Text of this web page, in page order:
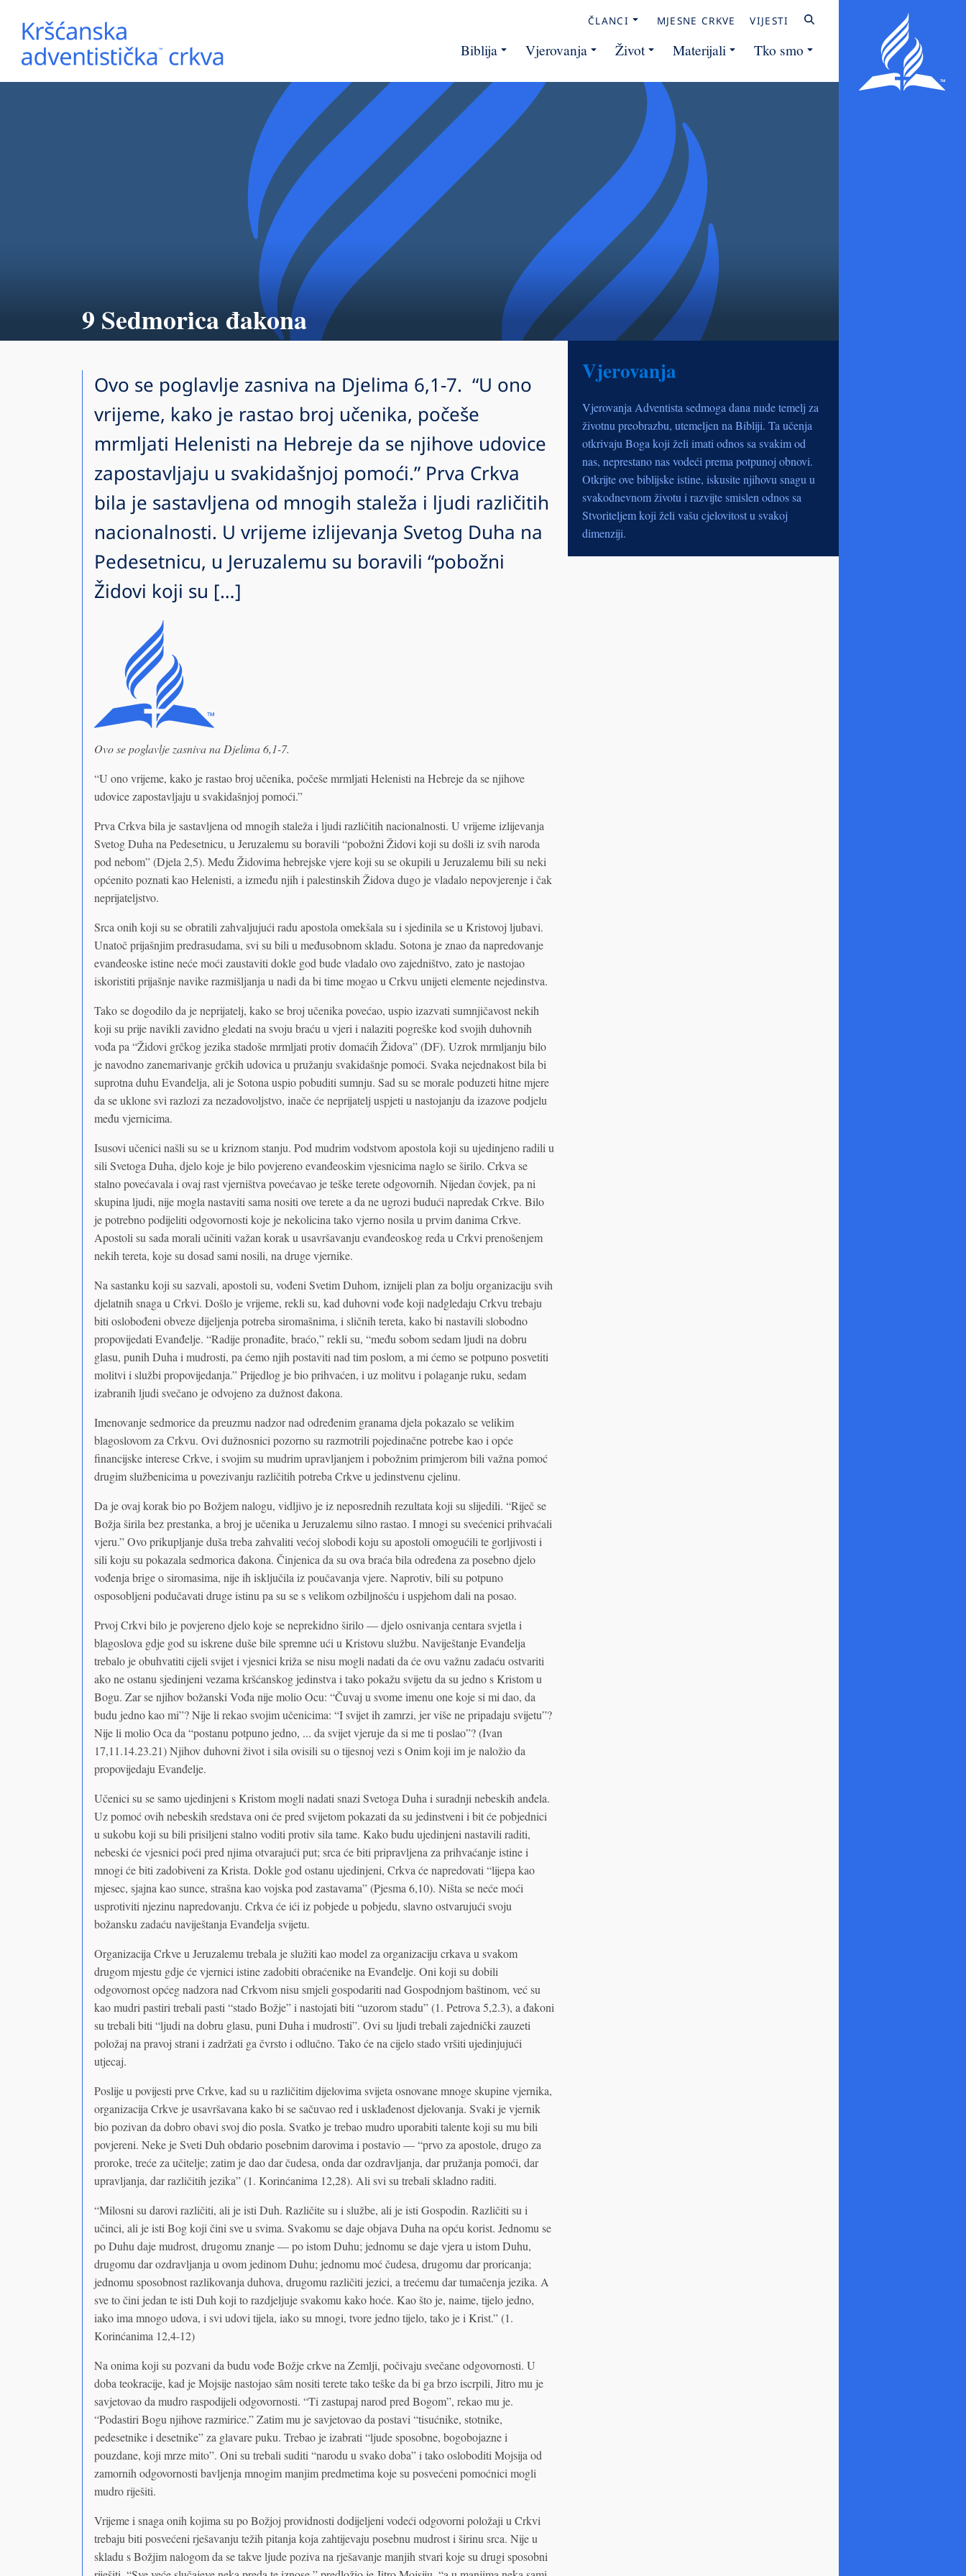
ČLANCI MJESNE CRKVE VIJESTI
Biblija Vjerovanja Život Materijali Tko smo
9 Sedmorica đakona
Ovo se poglavlje zasniva na Djelima 6,1-7. “U ono
vrijeme, kako je rastao broj učenika, počeše
mrmljati Helenisti na Hebreje da se njihove udovice
zapostavljaju u svakidašnjoj pomoći.” Prva Crkva
bila je sastavljena od mnogih staleža i ljudi različitih
nacionalnosti. U vrijeme izlijevanja Svetog Duha na
Pedesetnicu, u Jeruzalemu su boravili “pobožni
Židovi koji su […]
Ovo se poglavlje zasniva na Djelima 6,1-7.
“U ono vrijeme, kako je rastao broj učenika, počeše mrmljati Helenisti na Hebreje da se njihove
udovice zapostavljaju u svakidašnjoj pomoći.”
Prva Crkva bila je sastavljena od mnogih staleža i ljudi različitih nacionalnosti. U vrijeme izlijevanja
Svetog Duha na Pedesetnicu, u Jeruzalemu su boravili “pobožni Židovi koji su došli iz svih naroda
pod nebom” (Djela 2,5). Među Židovima hebrejske vjere koji su se okupili u Jeruzalemu bili su neki
općenito poznati kao Helenisti, a između njih i palestinskih Židova dugo je vladalo nepovjerenje i čak
neprijateljstvo.
Srca onih koji su se obratili zahvaljujući radu apostola omekšala su i sjedinila se u Kristovoj ljubavi.
Unatoč prijašnjim predrasudama, svi su bili u međusobnom skladu. Sotona je znao da napredovanje
evanđeoske istine neće moći zaustaviti dokle god bude vladalo ovo zajedništvo, zato je nastojao
iskoristiti prijašnje navike razmišljanja u nadi da bi time mogao u Crkvu unijeti elemente nejedinstva.
Tako se dogodilo da je neprijatelj, kako se broj učenika povećao, uspio izazvati sumnjičavost nekih
koji su prije navikli zavidno gledati na svoju braću u vjeri i nalaziti pogreške kod svojih duhovnih
vođa pa “Židovi grčkog jezika stadoše mrmljati protiv domaćih Židova” (DF). Uzrok mrmljanju bilo
je navodno zanemarivanje grčkih udovica u pružanju svakidašnje pomoći. Svaka nejednakost bila bi
suprotna duhu Evanđelja, ali je Sotona uspio pobuditi sumnju. Sad su se morale poduzeti hitne mjere
da se uklone svi razlozi za nezadovoljstvo, inače će neprijatelj uspjeti u nastojanju da izazove podjelu
među vjernicima.
Isusovi učenici našli su se u kriznom stanju. Pod mudrim vodstvom apostola koji su ujedinjeno radili u
sili Svetoga Duha, djelo koje je bilo povjereno evanđeoskim vjesnicima naglo se širilo. Crkva se
stalno povećavala i ovaj rast vjerništva povećavao je teške terete odgovornih. Nijedan čovjek, pa ni
skupina ljudi, nije mogla nastaviti sama nositi ove terete a da ne ugrozi budući napredak Crkve. Bilo
je potrebno podijeliti odgovornosti koje je nekolicina tako vjerno nosila u prvim danima Crkve.
Apostoli su sada morali učiniti važan korak u usavršavanju evanđeoskog reda u Crkvi prenošenjem
nekih tereta, koje su dosad sami nosili, na druge vjernike.
Na sastanku koji su sazvali, apostoli su, vođeni Svetim Duhom, iznijeli plan za bolju organizaciju svih
djelatnih snaga u Crkvi. Došlo je vrijeme, rekli su, kad duhovni vođe koji nadgledaju Crkvu trebaju
biti oslobođeni obveze dijeljenja potreba siromašnima, i sličnih tereta, kako bi nastavili slobodno
propovijedati Evanđelje. “Radije pronađite, braćo,” rekli su, “među sobom sedam ljudi na dobru
glasu, punih Duha i mudrosti, pa ćemo njih postaviti nad tim poslom, a mi ćemo se potpuno posvetiti
molitvi i službi propovijedanja.” Prijedlog je bio prihvaćen, i uz molitvu i polaganje ruku, sedam
izabranih ljudi svečano je odvojeno za dužnost đakona.
Imenovanje sedmorice da preuzmu nadzor nad određenim granama djela pokazalo se velikim
blagoslovom za Crkvu. Ovi dužnosnici pozorno su razmotrili pojedinačne potrebe kao i opće
financijske interese Crkve, i svojim su mudrim upravljanjem i pobožnim primjerom bili važna pomoć
drugim službenicima u povezivanju različitih potreba Crkve u jedinstvenu cjelinu.
Da je ovaj korak bio po Božjem nalogu, vidljivo je iz neposrednih rezultata koji su slijedili. “Riječ se
Božja širila bez prestanka, a broj je učenika u Jeruzalemu silno rastao. I mnogi su svećenici prihvaćali
vjeru.” Ovo prikupljanje duša treba zahvaliti većoj slobodi koju su apostoli omogućili te gorljivosti i
sili koju su pokazala sedmorica đakona. Činjenica da su ova braća bila određena za posebno djelo
vođenja brige o siromasima, nije ih isključila iz poučavanja vjere. Naprotiv, bili su potpuno
osposobljeni podučavati druge istinu pa su se s velikom ozbiljnošću i uspjehom dali na posao.
Prvoj Crkvi bilo je povjereno djelo koje se neprekidno širilo — djelo osnivanja centara svjetla i
blagoslova gdje god su iskrene duše bile spremne ući u Kristovu službu. Naviještanje Evanđelja
trebalo je obuhvatiti cijeli svijet i vjesnici križa se nisu mogli nadati da će ovu važnu zadaću ostvariti
ako ne ostanu sjedinjeni vezama kršćanskog jedinstva i tako pokažu svijetu da su jedno s Kristom u
Bogu. Zar se njihov božanski Vođa nije molio Ocu: “Čuvaj u svome imenu one koje si mi dao, da
budu jedno kao mi”? Nije li rekao svojim učenicima: “I svijet ih zamrzi, jer više ne pripadaju svijetu”?
Nije li molio Oca da “postanu potpuno jedno, ... da svijet vjeruje da si me ti poslao”? (Ivan
17,11.14.23.21) Njihov duhovni život i sila ovisili su o tijesnoj vezi s Onim koji im je naložio da
propovijedaju Evanđelje.
Učenici su se samo ujedinjeni s Kristom mogli nadati snazi Svetoga Duha i suradnji nebeskih anđela.
Uz pomoć ovih nebeskih sredstava oni će pred svijetom pokazati da su jedinstveni i bit će pobjednici
u sukobu koji su bili prisiljeni stalno voditi protiv sila tame. Kako budu ujedinjeni nastavili raditi,
nebeski će vjesnici poći pred njima otvarajući put; srca će biti pripravljena za prihvaćanje istine i
mnogi će biti zadobiveni za Krista. Dokle god ostanu ujedinjeni, Crkva će napredovati “lijepa kao
mjesec, sjajna kao sunce, strašna kao vojska pod zastavama” (Pjesma 6,10). Ništa se neće moći
usprotiviti njezinu napredovanju. Crkva će ići iz pobjede u pobjedu, slavno ostvarujući svoju
božansku zadaću naviještanja Evanđelja svijetu.
Organizacija Crkve u Jeruzalemu trebala je služiti kao model za organizaciju crkava u svakom
drugom mjestu gdje će vjernici istine zadobiti obraćenike na Evanđelje. Oni koji su dobili
odgovornost općeg nadzora nad Crkvom nisu smjeli gospodariti nad Gospodnjom baštinom, već su
kao mudri pastiri trebali pasti “stado Božje” i nastojati biti “uzorom stadu” (1. Petrova 5,2.3), a đakoni
su trebali biti “ljudi na dobru glasu, puni Duha i mudrosti”. Ovi su ljudi trebali zajednički zauzeti
položaj na pravoj strani i zadržati ga čvrsto i odlučno. Tako će na cijelo stado vršiti ujedinjujući
utjecaj.
Poslije u povijesti prve Crkve, kad su u različitim dijelovima svijeta osnovane mnoge skupine vjernika,
organizacija Crkve je usavršavana kako bi se sačuvao red i usklađenost djelovanja. Svaki je vjernik
bio pozivan da dobro obavi svoj dio posla. Svatko je trebao mudro uporabiti talente koji su mu bili
povjereni. Neke je Sveti Duh obdario posebnim darovima i postavio — “prvo za apostole, drugo za
proroke, treće za učitelje; zatim je dao dar čudesa, onda dar ozdravljanja, dar pružanja pomoći, dar
upravljanja, dar različitih jezika” (1. Korinćanima 12,28). Ali svi su trebali skladno raditi.
“Milosni su darovi različiti, ali je isti Duh. Različite su i službe, ali je isti Gospodin. Različiti su i
učinci, ali je isti Bog koji čini sve u svima. Svakomu se daje objava Duha na opću korist. Jednomu se
po Duhu daje mudrost, drugomu znanje — po istom Duhu; jednomu se daje vjera u istom Duhu,
drugomu dar ozdravljanja u ovom jedinom Duhu; jednomu moć čudesa, drugomu dar proricanja;
jednomu sposobnost razlikovanja duhova, drugomu različiti jezici, a trećemu dar tumačenja jezika. A
sve to čini jedan te isti Duh koji to razdjeljuje svakomu kako hoće. Kao što je, naime, tijelo jedno,
iako ima mnogo udova, i svi udovi tijela, iako su mnogi, tvore jedno tijelo, tako je i Krist.” (1.
Korinćanima 12,4-12)
Na onima koji su pozvani da budu vođe Božje crkve na Zemlji, počivaju svečane odgovornosti. U
doba teokracije, kad je Mojsije nastojao sâm nositi terete tako teške da bi ga brzo iscrpili, Jitro mu je
savjetovao da mudro raspodijeli odgovornosti. “Ti zastupaj narod pred Bogom”, rekao mu je.
“Podastiri Bogu njihove razmirice.” Zatim mu je savjetovao da postavi “tisućnike, stotnike,
pedesetnike i desetnike” za glavare puku. Trebao je izabrati “ljude sposobne, bogobojazne i
pouzdane, koji mrze mito”. Oni su trebali suditi “narodu u svako doba” i tako osloboditi Mojsija od
zamornih odgovornosti bavljenja mnogim manjim predmetima koje su posvećeni pomoćnici mogli
mudro riješiti.
Vrijeme i snaga onih kojima su po Božjoj providnosti dodijeljeni vodeći odgovorni položaji u Crkvi
trebaju biti posvećeni rješavanju težih pitanja koja zahtijevaju posebnu mudrost i širinu srca. Nije u
skladu s Božjim nalogom da se takve ljude poziva na rješavanje manjih stvari koje su drugi sposobni
Vjerovanja
Vjerovanja Adventista sedmoga dana nude temelj za
životnu preobrazbu, utemeljen na Bibliji. Ta učenja
otkrivaju Boga koji želi imati odnos sa svakim od
nas, neprestano nas vodeći prema potpunoj obnovi.
Otkrijte ove biblijske istine, iskusite njihovu snagu u
svakodnevnom životu i razvijte smislen odnos sa
Stvoriteljem koji želi vašu cjelovitost u svakoj
dimenziji.